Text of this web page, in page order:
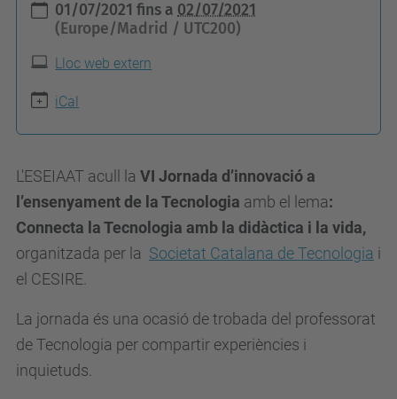
/
e
s
e
i
01/07/2021fins a 02/07/2021
(Europe/Madrid / UTC200)
Lloc web extern
iCal
L'ESEIAAT acull la VI Jornada d’innovació a
l’ensenyament de la Tecnologia amb el lema:
Connecta la Tecnologia amb la didàctica i la vida,
organitzada per la Societat Catalana de Tecnologia i
el CESIRE.
La jornada és una ocasió de trobada del professorat
de Tecnologia per compartir experiències i
inquietuds.